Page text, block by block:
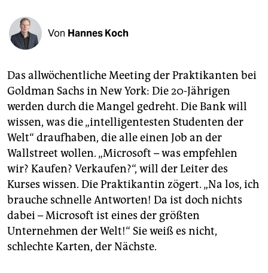
fragen & hilfe
abo
genossenschaft
epaper login
Von Hannes Koch
Das allwöchentliche Meeting der Praktikanten bei
Goldman Sachs in New York: Die 20-Jährigen
werden durch die Mangel gedreht. Die Bank will
wissen, was die „intelligentesten Studenten der
Welt“ draufhaben, die alle einen Job an der
Wallstreet wollen. „Microsoft – was empfehlen
wir? Kaufen? Verkaufen?“, will der Leiter des
Kurses wissen. Die Praktikantin zögert. „Na los, ich
brauche schnelle Antworten! Da ist doch nichts
dabei – Microsoft ist eines der größten
Unternehmen der Welt!“ Sie weiß es nicht,
schlechte Karten, der Nächste.